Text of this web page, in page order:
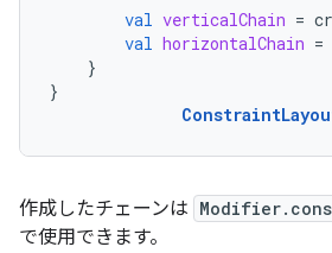
val verticalChain =
val horizontalChain =
}
}
作成したチェーンは
で使用できます。